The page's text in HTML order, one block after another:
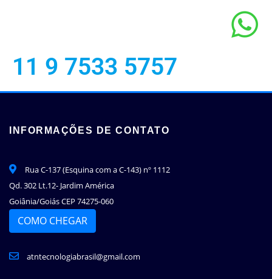
11 9 7533 5757
INFORMAÇÕES DE CONTATO
Rua C-137 (Esquina com a C-143) nº 1112
Qd. 302 Lt.12- Jardim América
Goiânia/Goiás CEP 74275-060
COMO CHEGAR
atntecnologiabrasil@gmail.com